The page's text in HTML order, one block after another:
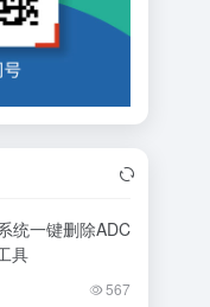
统一键删除ADC
具
567